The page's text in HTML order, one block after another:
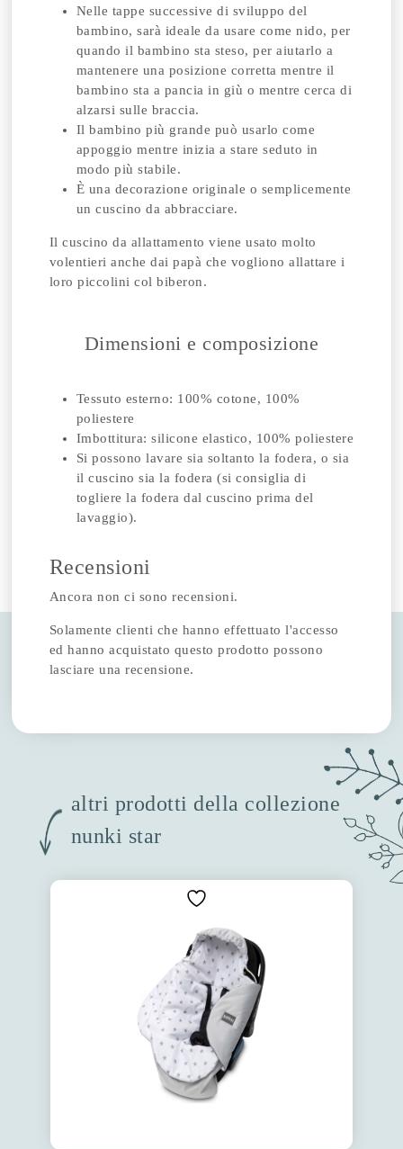
Nelle tappe successive di sviluppo del
bambino, sarà ideale da usare come nido, per
quando il bambino sta steso, per aiutarlo a
mantenere una posizione corretta mentre il
bambino sta a pancia in giù o mentre cerca di
alzarsi sulle braccia.
Il bambino più grande può usarlo come
appoggio mentre inizia a stare seduto in
modo più stabile.
È una decorazione originale o semplicemente
un cuscino da abbracciare.
Il cuscino da allattamento viene usato molto
volentieri anche dai papà che vogliono allattare i
loro piccolini col biberon.
Dimensioni e composizione
Tessuto esterno: 100% cotone, 100%
poliestere
Imbottitura: silicone elastico, 100% poliestere
Si possono lavare sia soltanto la fodera, o sia
il cuscino sia la fodera (si consiglia di
togliere la fodera dal cuscino prima del
lavaggio).
Recensioni
Ancora non ci sono recensioni.
Solamente clienti che hanno effettuato l'accesso
ed hanno acquistato questo prodotto possono
lasciare una recensione.
altri prodotti della collezione
nunki star